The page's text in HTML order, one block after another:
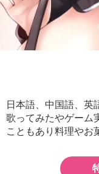
日本語、中国語、英
歌ってみたやゲーム
こともあり料理やお